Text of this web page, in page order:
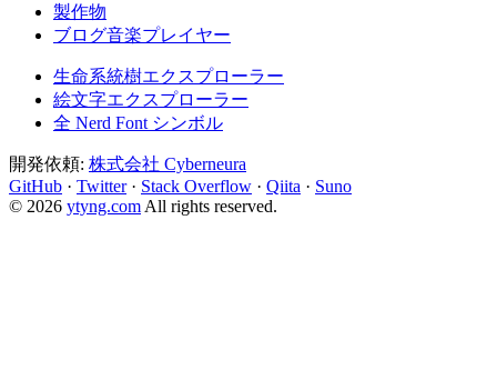
製作物
ブログ音楽プレイヤー
生命系統樹エクスプローラー
絵文字エクスプローラー
全 Nerd Font シンボル
開発依頼: 株式会社 Cyberneura
GitHub · Twitter · Stack Overflow · Qiita · Suno
© 2026 ytyng.com All rights reserved.